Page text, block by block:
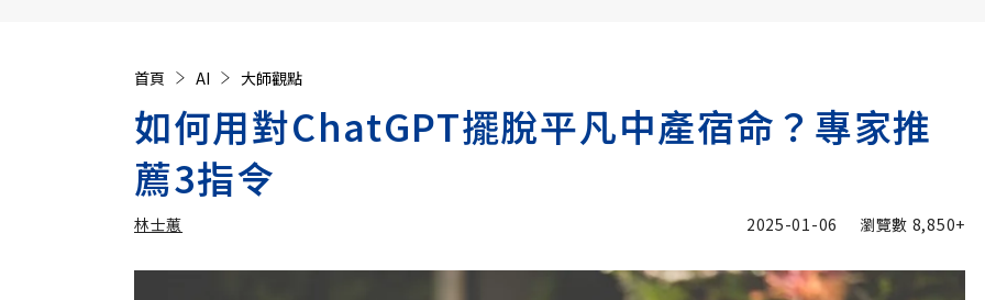
首頁 AI 大師觀點
如何用對ChatGPT擺脫平凡中產宿命？專家推
薦3指令
林士蕙 2025-01-06 瀏覽數 8,850+